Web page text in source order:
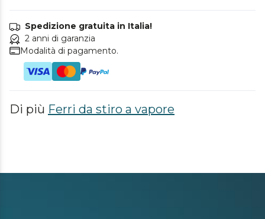
Spedizione gratuita in Italia!
2 anni di garanzia
Modalità di pagamento.
Di più Ferri da stiro a vapore